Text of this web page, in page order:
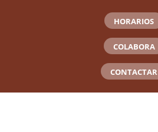
HORARIOS
COLABORA
CONTACTAR